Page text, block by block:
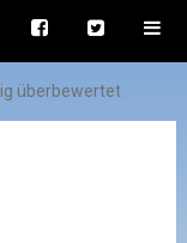
überbewertet